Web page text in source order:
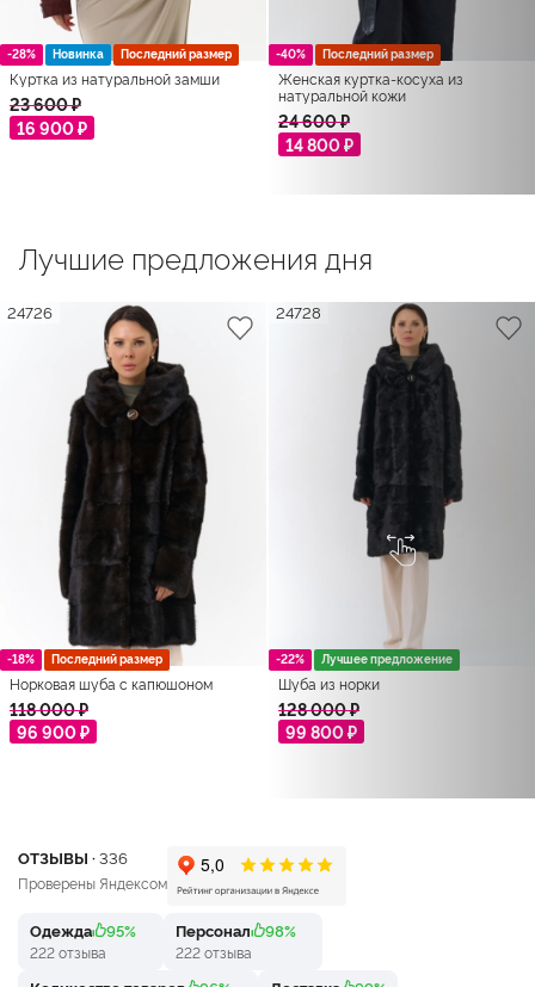
-28% Новинка Последний размер
Куртка из натуральной замши
23 600 ₽
16 900 ₽
-40% Последний размер
Женская куртка-косуха из
натуральной кожи
24 600 ₽
14 800 ₽
Лучшие предложения дня
-18% Последний размер
24726
Норковая шуба с капюшоном
118 000 ₽
96 900 ₽
-22% Лучшее предложение
24728
Шуба из норки
128 000 ₽
99 800 ₽
ОТЗЫВЫ ·336
Проверены Яндексом
Одежда 95%
222 отзыва
Персонал 98%
222 отзыва